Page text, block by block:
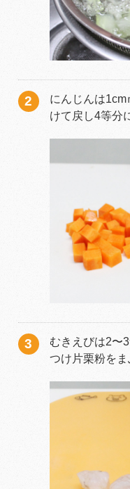
にんじんは
けて戻し4等分
むきえびは2〜
つけ片栗粉をま